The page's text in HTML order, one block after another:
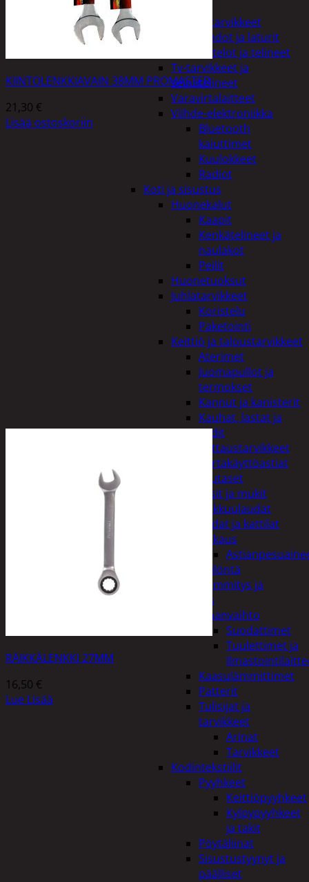
Puhelintarvikkeet
Johdot ja laturit
Kotelot ja telineet
Tv-tarvikkeet ja
seinätelineet
Varavirtalaitteet
Viihde-elektroniikka
Bluetooth
kaiuttimet
Kuulokkeet
Radiot
Koti ja sisustus
Huonekalut
Kaapit
Kenkätelineet ja
naulakot
Peilit
Huonetuoksut
Juhlatarvikkeet
Koristelu
Paketointi
Keittiö ja taloustarvikkeet
Aterimet
Juomapullot ja
termokset
Kannut ja kanisterit
Kauhat, lastat ja
sudit
Kattaustarvikkeet
Kertakäyttöastiat
Lautaset
Lasit ja mukit
Leikkuulaudat
Padat ja kattilat
Tiskaus
Säilöntä
Kodin lämmitys ja
tuuletus
Ilmanvaihto
Suodattimet
Tuulettimet ja
Kaasulämmittimet
Patterit
Tulisijat ja
tarvikkeet
Arinat
Tarvikkeet
Kodintekstiilit
Pyyhkeet
Keittiöpyyhkeet
Kylpypyyhkeet
ja takit
Pöytäliinat
Sisustustyynyt ja
päälliset
KIINTOLENKKIAVAIN 38MM PROMASTER
21,30 €
Lisää ostoskoriin
RÄIKKÄLENKKI 27MM
16,50 €
Lue Lisää